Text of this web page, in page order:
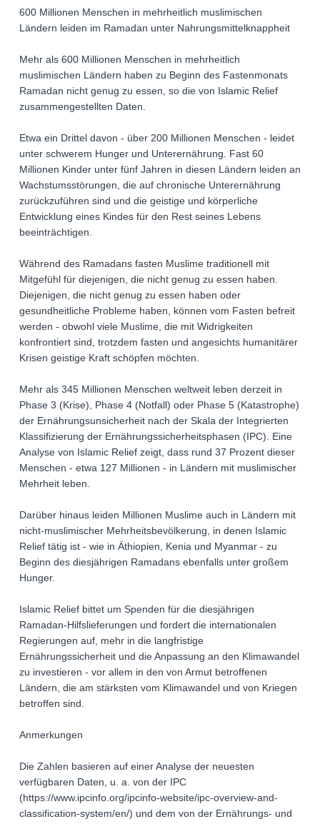
600 Millionen Menschen in mehrheitlich muslimischen
Ländern leiden im Ramadan unter Nahrungsmittelknappheit
Mehr als 600 Millionen Menschen in mehrheitlich
muslimischen Ländern haben zu Beginn des Fastenmonats
Ramadan nicht genug zu essen, so die von Islamic Relief
zusammengestellten Daten.
Etwa ein Drittel davon - über 200 Millionen Menschen - leidet
unter schwerem Hunger und Unterernährung. Fast 60
Millionen Kinder unter fünf Jahren in diesen Ländern leiden an
Wachstumsstörungen, die auf chronische Unterernährung
zurückzuführen sind und die geistige und körperliche
Entwicklung eines Kindes für den Rest seines Lebens
beeinträchtigen.
Während des Ramadans fasten Muslime traditionell mit
Mitgefühl für diejenigen, die nicht genug zu essen haben.
Diejenigen, die nicht genug zu essen haben oder
gesundheitliche Probleme haben, können vom Fasten befreit
werden - obwohl viele Muslime, die mit Widrigkeiten
konfrontiert sind, trotzdem fasten und angesichts humanitärer
Krisen geistige Kraft schöpfen möchten.
Mehr als 345 Millionen Menschen weltweit leben derzeit in
Phase 3 (Krise), Phase 4 (Notfall) oder Phase 5 (Katastrophe)
der Ernährungsunsicherheit nach der Skala der Integrierten
Klassifizierung der Ernährungssicherheitsphasen (IPC). Eine
Analyse von Islamic Relief zeigt, dass rund 37 Prozent dieser
Menschen - etwa 127 Millionen - in Ländern mit muslimischer
Mehrheit leben.
Darüber hinaus leiden Millionen Muslime auch in Ländern mit
nicht-muslimischer Mehrheitsbevölkerung, in denen Islamic
Relief tätig ist - wie in Äthiopien, Kenia und Myanmar - zu
Beginn des diesjährigen Ramadans ebenfalls unter großem
Hunger.
Islamic Relief bittet um Spenden für die diesjährigen
Ramadan-Hilfslieferungen und fordert die internationalen
Regierungen auf, mehr in die langfristige
Ernährungssicherheit und die Anpassung an den Klimawandel
zu investieren - vor allem in den von Armut betroffenen
Ländern, die am stärksten vom Klimawandel und von Kriegen
betroffen sind.
Anmerkungen
Die Zahlen basieren auf einer Analyse der neuesten
verfügbaren Daten, u. a. von der IPC
(https://www.ipcinfo.org/ipcinfo-website/ipc-overview-and-
classification-system/en/) und dem von der Ernährungs- und